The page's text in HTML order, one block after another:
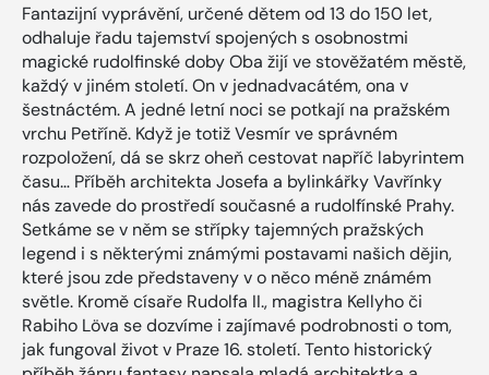
Fantazijní vyprávění, určené dětem od 13 do 150 let,
odhaluje řadu tajemství spojených s osobnostmi
magické rudolfinské doby Oba žijí ve stověžatém městě,
každý v jiném století. On v jednadvacátém, ona v
šestnáctém. A jedné letní noci se potkají na pražském
vrchu Petříně. Když je totiž Vesmír ve správném
rozpoložení, dá se skrz oheň cestovat napříč labyrintem
času… Příběh architekta Josefa a bylinkářky Vavřínky
nás zavede do prostředí současné a rudolfínské Prahy.
Setkáme se v něm se střípky tajemných pražských
legend i s některými známými postavami našich dějin,
které jsou zde představeny v o něco méně známém
světle. Kromě císaře Rudolfa II., magistra Kellyho či
Rabiho Löva se dozvíme i zajímavé podrobnosti o tom,
jak fungoval život v Praze 16. století. Tento historický